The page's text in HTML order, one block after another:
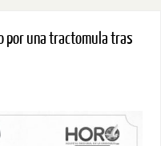
por una tractomula tras